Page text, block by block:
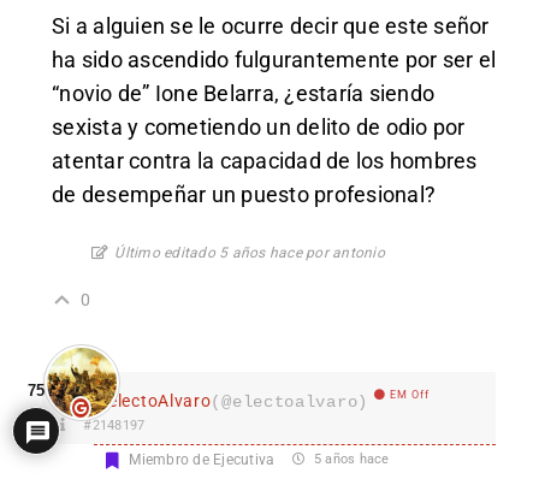
Si a alguien se le ocurre decir que este señor
ha sido ascendido fulgurantemente por ser el
“novio de” Ione Belarra, ¿estaría siendo
sexista y cometiendo un delito de odio por
atentar contra la capacidad de los hombres
de desempeñar un puesto profesional?
Último editado 5 años hace por antonio
0
electoAlvaro(@electoalvaro) EM Off
#2148197
Miembro de Ejecutiva 5 años hace
75